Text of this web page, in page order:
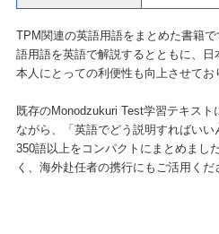
TPM関連の英語用語をまとめた書籍
語用語を英語で解説するとともに、日
本人にとっての利便性も向上させてお
既存のMonodzukuri Test学習テキスト
ながら、「英語でどう説明すればい
350語以上をコンパクトにまとめまし
く、海外赴任者の携行にもご活用くだ